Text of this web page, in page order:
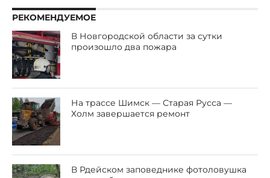
РЕКОМЕНДУЕМОЕ
В Новгородской области за сутки
произошло два пожара
На трассе Шимск — Старая Русса —
Холм завершается ремонт
В Рдейском заповеднике фотоловушка